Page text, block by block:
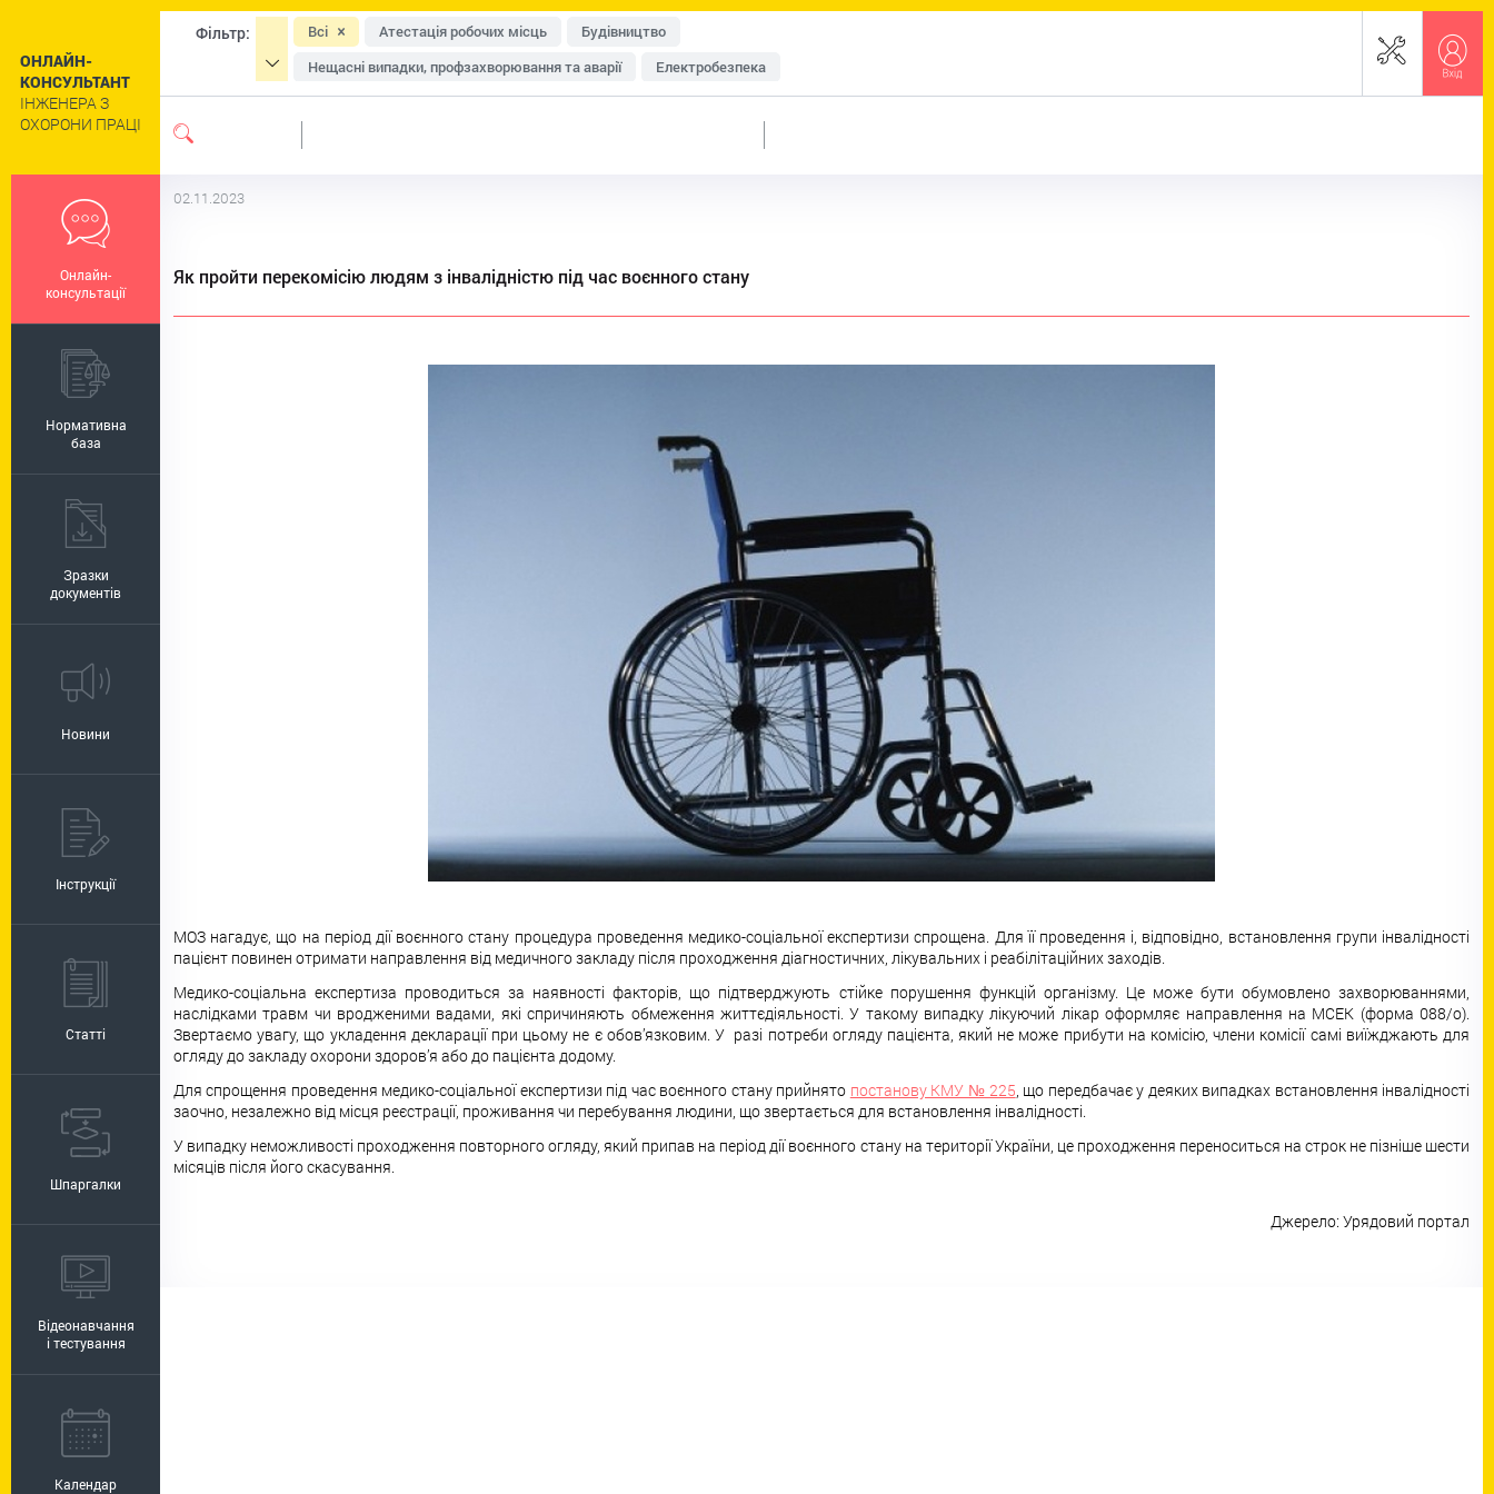
ОНЛАЙН-
КОНСУЛЬТАНТ
ІНЖЕНЕРА З
ОХОРОНИ ПРАЦІ
Онлайн-
консультації
Нормативна
база
Зразки
документів
Новини
Інструкції
Статті
Шпаргалки
Відеонавчання
і тестування
Календар
Фільтр: Всі Атестація робочих місць
Будівництво
Нещасні випадки, профзахворювання та аварії
Електробезпека
Засоби індивідуального захисту
Перевірки Держпраці
Медичні огляди
Пільги та компенсації
Ризик-менеджмент
Охорона праці в офісі
Регулювання праці окремих категорій працівників
Умови праці та відпочинку
02.11.2023
Як пройти перекомісію людям з інвалідністю під час воєнного стану
МОЗ нагадує, що на період дії воєнного стану процедура проведення медико-соціальної експертизи спрощена. Для її проведення і, відповідно, встановлення групи інвалідності
пацієнт повинен отримати направлення від медичного закладу після проходження діагностичних, лікувальних і реабілітаційних заходів.
Медико-соціальна експертиза проводиться за наявності факторів, що підтверджують стійке порушення функцій організму. Це може бути обумовлено захворюваннями,
наслідками травм чи вродженими вадами, які спричиняють обмеження життєдіяльності. У такому випадку лікуючий лікар оформляє направлення на МСЕК (форма 088/о).
Звертаємо увагу, що укладення декларації при цьому не є обов’язковим. У разі потреби огляду пацієнта, який не може прибути на комісію, члени комісії самі виїжджають для
огляду до закладу охорони здоров’я або до пацієнта додому.
Для спрощення проведення медико-соціальної експертизи під час воєнного стану прийнято постанову КМУ № 225, що передбачає у деяких випадках встановлення інвалідності
заочно, незалежно від місця реєстрації, проживання чи перебування людини, що звертається для встановлення інвалідності.
У випадку неможливості проходження повторного огляду, який припав на період дії воєнного стану на території України, це проходження переноситься на строк не пізніше шести
місяців після його скасування.
Джерело: Урядовий портал